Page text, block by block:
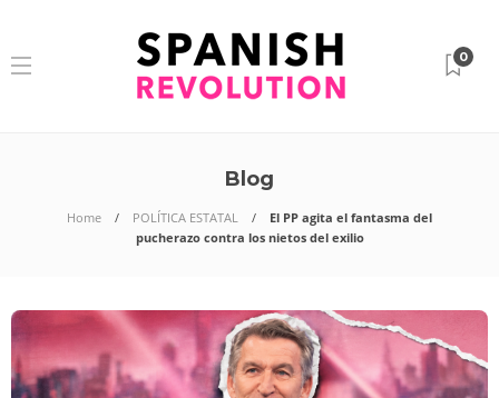
0
Blog
Home POLÍTICA ESTATAL
El PP agita el fantasma del
pucherazo contra los nietos del exilio